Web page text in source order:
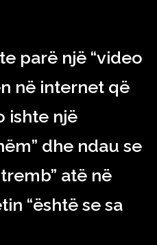
parë një “video
në internet që
ishte një
dhe ndau se
atë në
“është se sa